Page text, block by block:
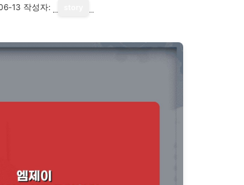
13 작성자: